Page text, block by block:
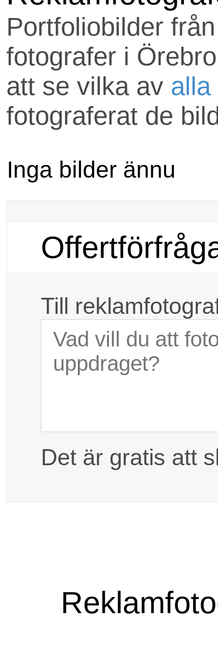
Uppdraget skickas
som är med hos
anlitafotograf.se.
Om ni har några
välkomna att maila
Portfoliobilder
fotografer i
att se vilka av alla
fotograferat de
Inga bilder ännu
Till
Dina
Det är gratis att